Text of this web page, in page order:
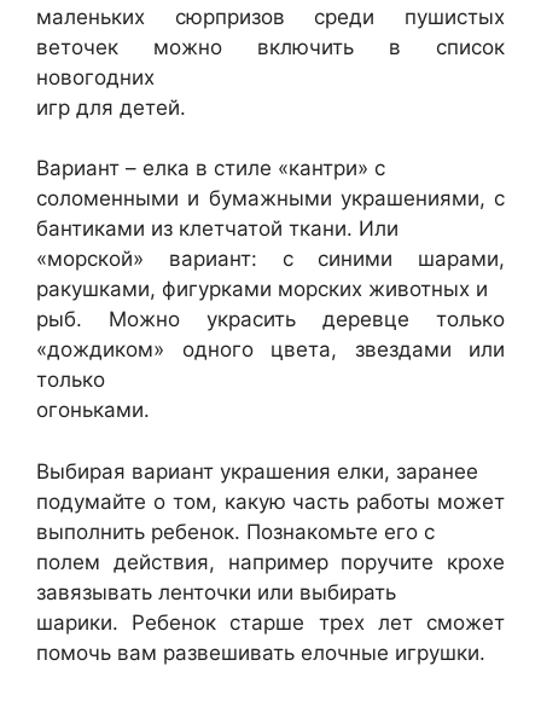
маленьких сюрпризов среди пушистых
веточек можно включить в список
новогодних
игр для детей.
Вариант – елка в стиле «кантри» с
соломенными и бумажными украшениями, с
бантиками из клетчатой ткани. Или
«морской» вариант: с синими шарами,
ракушками, фигурками морских животных и
рыб. Можно украсить деревце только
«дождиком» одного цвета, звездами или
только
огоньками.
Выбирая вариант украшения елки, заранее
подумайте о том, какую часть работы может
выполнить ребенок. Познакомьте его с
полем действия, например поручите крохе
завязывать ленточки или выбирать
шарики. Ребенок старше трех лет сможет
помочь вам развешивать елочные игрушки.